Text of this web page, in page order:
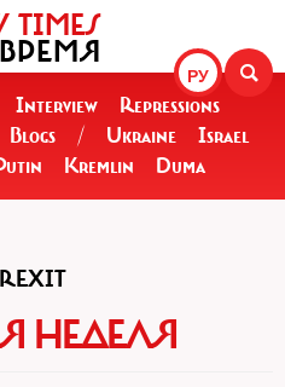
РУ
TIMES
Interview
Repressions
Blogs / Ukraine
Israel
Kremlin Duma
НЕДЕЛЯ